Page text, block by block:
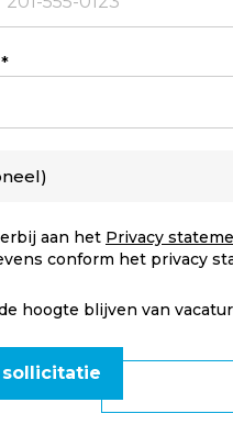
aan het Privacy
conform het privacy
hoogte blijven van